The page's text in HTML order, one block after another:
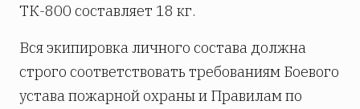
ТК-800 составляет 18 кг.
Вся экипировка личного состава должна
строго соответствовать требованиям Боевого
устава пожарной охраны и Правилам по